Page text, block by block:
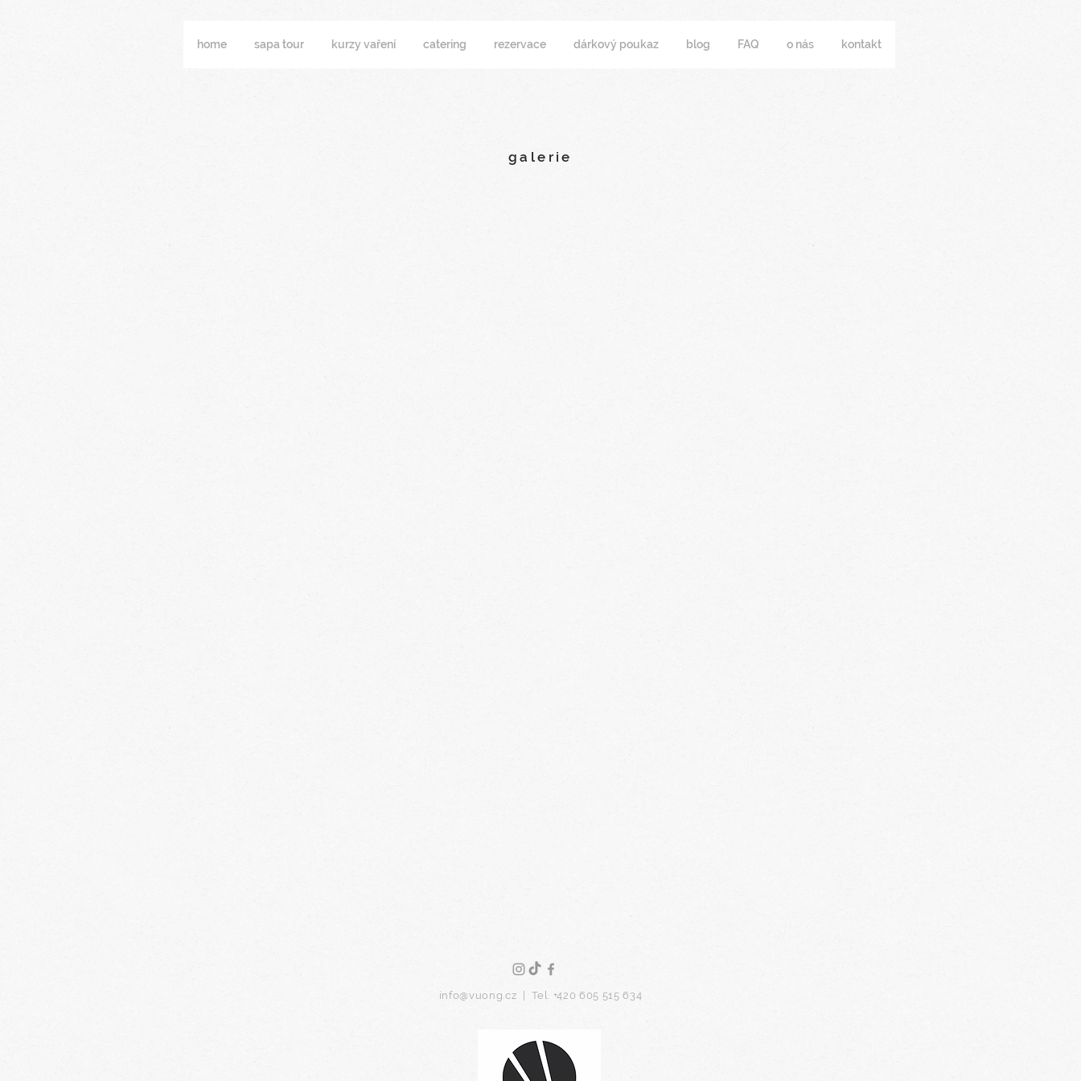
home sapa tour kurzy vaření catering rezervace dárkový poukaz blog FAQ o nás kontakt
galerie
info@vuong.cz Tel. +420 605 515 634